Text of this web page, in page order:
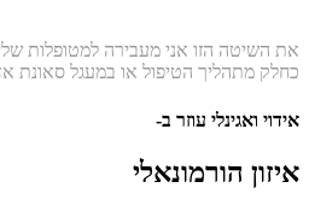
את השיטה הזו אני מעבירה למטופלות
כחלק מתהליך הטיפול או במעגל סאונת
אידוי ואגינלי עוזר ב-
איזון הורמונאלי